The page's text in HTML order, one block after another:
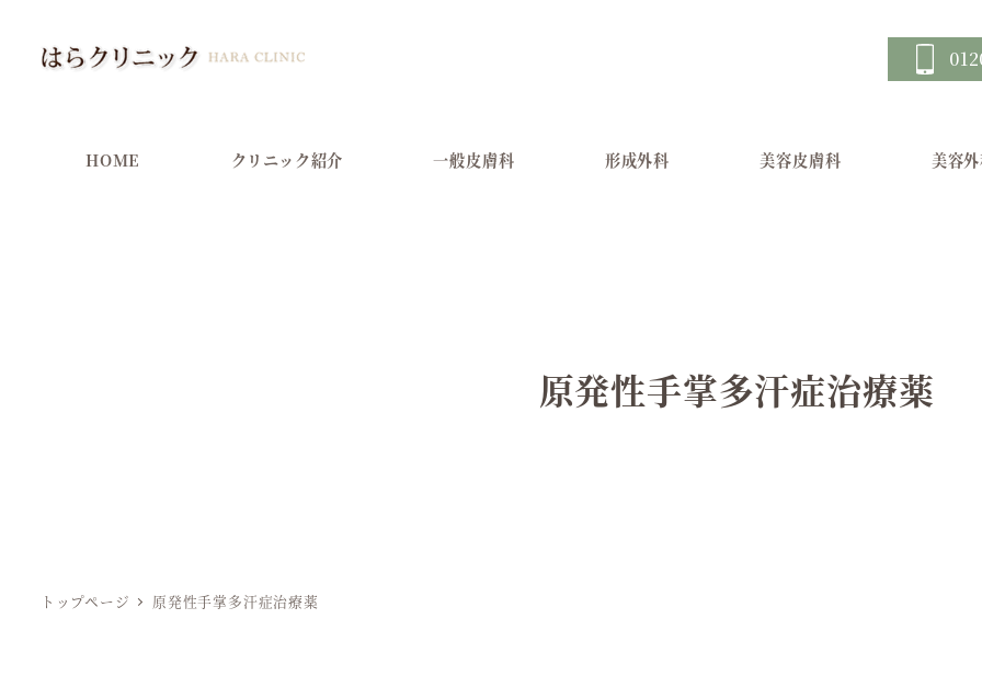
HOME クリニック紹介 一般皮膚科 形成外科 美容皮膚科 美容
原発性手掌多汗症治療薬
トップページ 原発性手掌多汗症治療薬